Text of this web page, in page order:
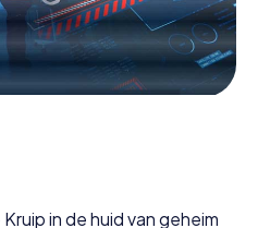
andere functies in de actie
vijandige
van de schurk naar je toe.
te stoppen. In
en Co. zullen jouw daden
Kruip in de huid van geheim